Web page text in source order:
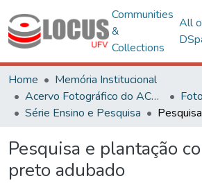
Communities
&
Collections
All
Home
Memória Institucional
Acervo Fotográfico do ACH-UFV
Série Ensino e Pesquisa
Pesquisa e plantação
preto adubado